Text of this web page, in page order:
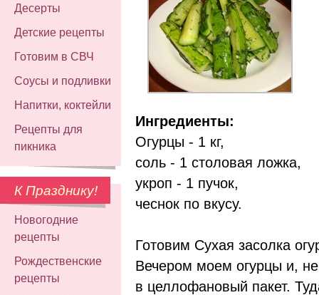
Десерты
Детские рецепты
Готовим в СВЧ
Соусы и подливки
Напитки, коктейли
Рецепты для
пикника
К Празднику!
Новогодние
рецепты
Рождественские
рецепты
Ингредиенты:
Огурцы - 1 кг,
соль - 1 столовая ложка,
укроп - 1 пучок,
чеснок по вкусу.
Готовим Сухая засолка
Вечером моем огурцы и,
в целлофановый пакет.